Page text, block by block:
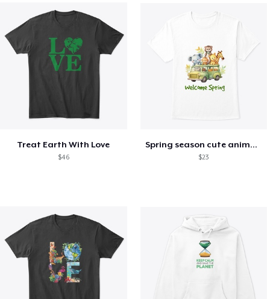
Treat Earth With Love
$46
Spring season cute animal kids tshirt
$23